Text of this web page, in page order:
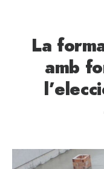
La
amb